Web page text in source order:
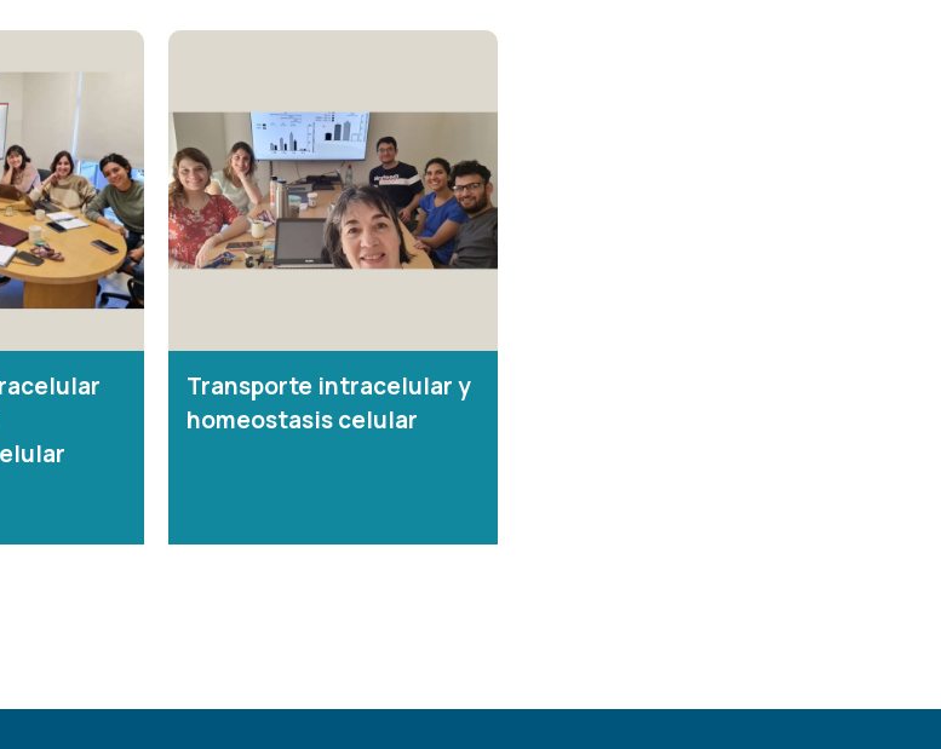
Transporte intracelular y
homeostasis celular